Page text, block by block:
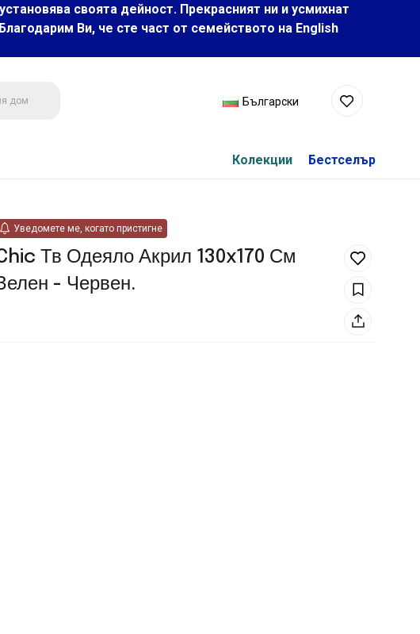
своята дейност. Прекрасният ни и усмихнат
Ви, че сте част от семейството на Еnglish
Български
Колекции Бестселър
Уведомете ме, когато пристигне
Тв Одеяло Акрил 130x170 См
- Червен.